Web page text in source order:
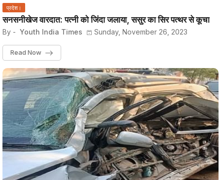
प्रदेश।
सनसनीखेज वारदात: पत्नी को जिंदा जलाया, ससुर का सिर पत्थर से कूचा
By - Youth India Times Sunday, November 26, 2023
Read Now